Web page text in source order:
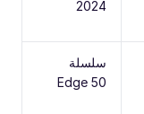
2024
سلسلة
Edge 50